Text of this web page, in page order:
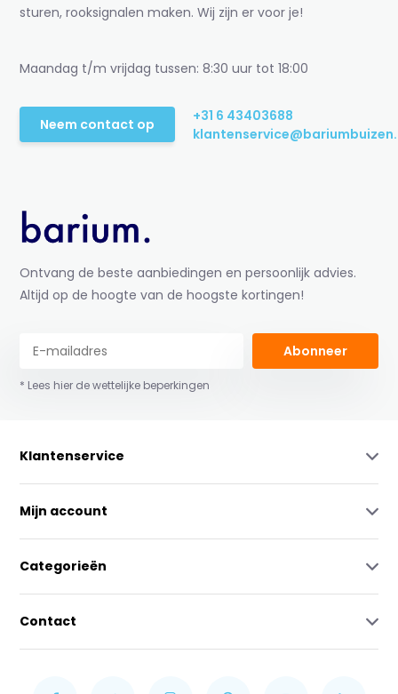
sturen, rooksignalen maken. Wij zijn er voor je!
Maandag t/m vrijdag tussen: 8:30 uur tot 18:00
Neem contact op
+31 6 43403688
Ontvang de beste aanbiedingen en persoonlijk advies.
Altijd op de hoogte van de hoogste kortingen!
Abonneer
* Lees hier de wettelijke beperkingen
Klantenservice
Mijn account
Categorieën
Contact